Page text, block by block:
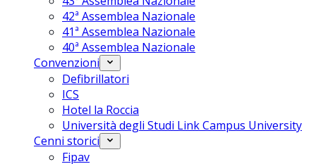
42ª Assemblea Nazionale
41ª Assemblea Nazionale
40ª Assemblea Nazionale
Convenzioni
Defibrillatori
ICS
Hotel la Roccia
Università degli Studi Link Campus University
Cenni storici
Fipav